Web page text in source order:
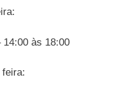
14:00 às 18:00
feira: